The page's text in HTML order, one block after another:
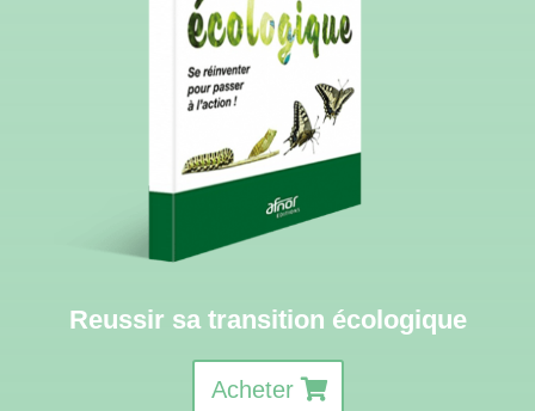
Reussir sa transition écologique
Acheter